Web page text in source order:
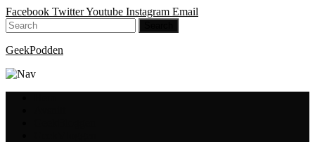
Facebook TwitterYoutube Instagram Email
GeekPodden